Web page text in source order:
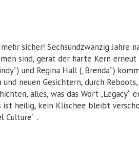
sicher! Sechsundzwanzig
sind, gerät der harte Kern erneut
und Regina Hall („Brenda“)
neuen Gesichtern, durch Reboots,
alles, was das Wort
heilig, kein Klischee bleibt
Culture“ .